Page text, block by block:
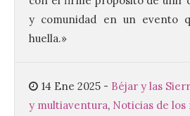
y comunidad en un evento
huella.»
14 Ene 2025 - Béjar y las
y multiaventura, Noticias de los
Cultural
desde 1949.
inmediatas que frenen el
Unión del Pueblo […]